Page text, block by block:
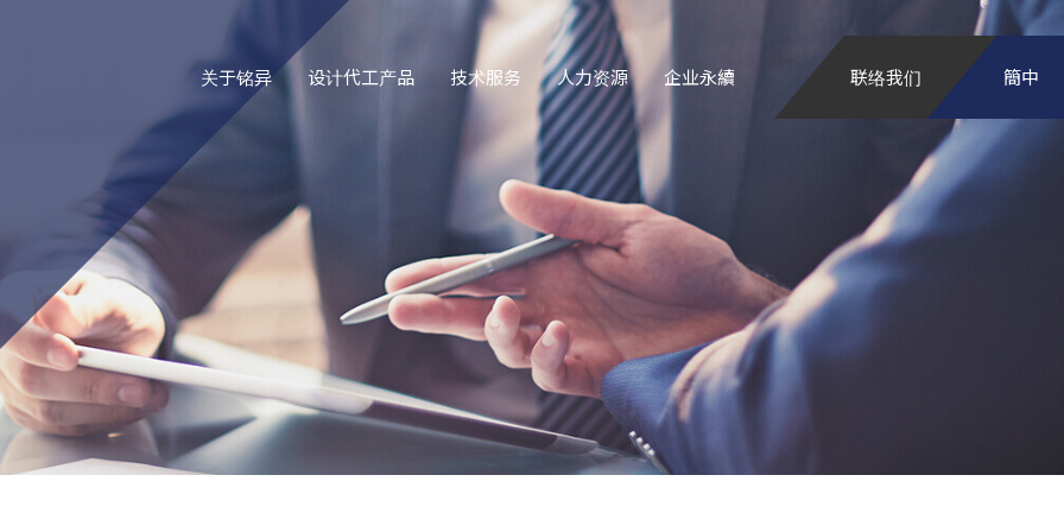
关于铭异 设计代工产品 技术服务 人力资源 企业永續 联络我们 簡中